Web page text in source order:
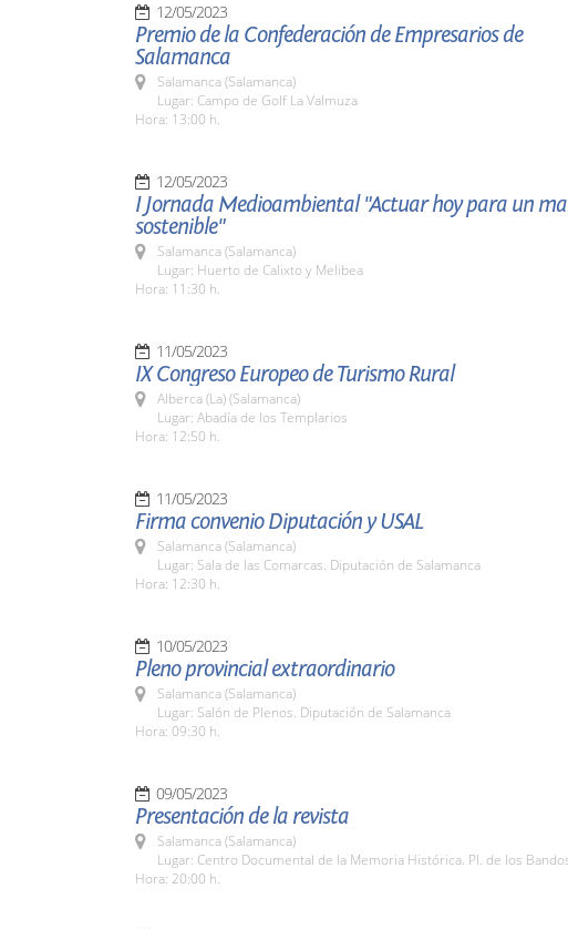
12/05/2023
Premio de la Confederación de Empresarios de
Salamanca
Salamanca (Salamanca)
Lugar: Campo de Golf La Valmuza
Hora: 13:00 h.
12/05/2023
I Jornada Medioambiental "Actuar hoy para un
sostenible"
Salamanca (Salamanca)
Lugar: Huerto de Calixto y Melibea
Hora: 11:30 h.
11/05/2023
IX Congreso Europeo de Turismo Rural
Alberca (La) (Salamanca)
Lugar: Abadía de los Templarios
Hora: 12:50 h.
11/05/2023
Firma convenio Diputación y USAL
Salamanca (Salamanca)
Lugar: Sala de las Comarcas. Diputación de Salamanca
Hora: 12:30 h.
10/05/2023
Pleno provincial extraordinario
Salamanca (Salamanca)
Lugar: Salón de Plenos. Diputación de Salamanca
Hora: 09:30 h.
09/05/2023
Presentación de la revista
Salamanca (Salamanca)
Lugar: Centro Documental de la Memoria Histórica. Pl. de los
Hora: 20:00 h.